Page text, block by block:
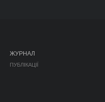
ЖУРНАЛ
ПУБЛІКАЦІЇ